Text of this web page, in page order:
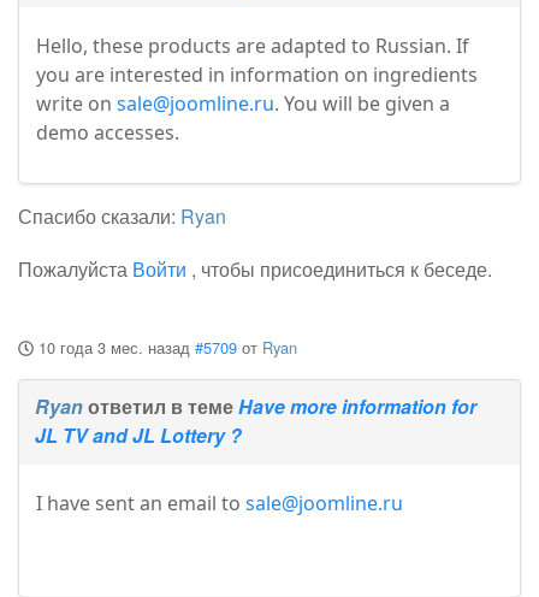
Hello, these products are adapted to Russian. If
you are interested in information on ingredients
write on sale@joomline.ru. You will be given a
demo accesses.
Спасибо сказали: Ryan
Пожалуйста Войти , чтобы присоединиться к беседе.
10 года 3 мес. назад #5709 от Ryan
Ryanответил в темеHave more information for
JL TV and JL Lottery ?
I have sent an email to sale@joomline.ru